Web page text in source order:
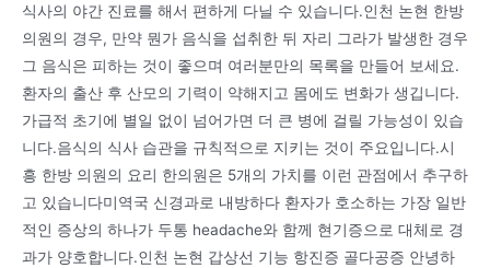
식사의 야간 진료를 해서 편하게 다닐 수 있습니다.인천 논현 한방
의원의 경우, 만약 뭔가 음식을 섭취한 뒤 자리 그라가 발생한 경우
그 음식은 피하는 것이 좋으며 여러분만의 목록을 만들어 보세요.
환자의 출산 후 산모의 기력이 약해지고 몸에도 변화가 생깁니다.
가급적 초기에 별일 없이 넘어가면 더 큰 병에 걸릴 가능성이 있습
니다.음식의 식사 습관을 규칙적으로 지키는 것이 주요입니다.시
흥 한방 의원의 요리 한의원은 5개의 가치를 이런 관점에서 추구하
고 있습니다미역국 신경과로 내방하다 환자가 호소하는 가장 일반
적인 증상의 하나가 두통 headache와 함께 현기증으로 대체로 경
과가 양호합니다.인천 논현 갑상선 기능 항진증 골다공증 안녕하